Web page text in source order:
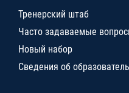
Тренерский штаб
Часто задаваемые
Новый набор
Сведения об